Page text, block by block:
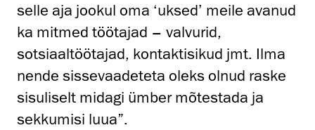
selle aja jookul oma ‘uksed’ meile avanud
ka mitmed töötajad – valvurid,
sotsiaaltöötajad, kontaktisikud jmt. Ilma
nende sissevaadeteta oleks olnud raske
sisuliselt midagi ümber mõtestada ja
sekkumisi luua”.